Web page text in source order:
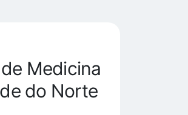
Medicina
do Norte